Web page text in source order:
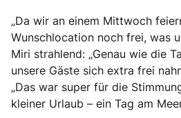
„Da wir an einem Mittwoch
Wunschlocation noch frei, was
Miri strahlend: „Genau wie die
unsere Gäste sich extra frei
„Das war super für die
kleiner Urlaub – ein Tag am